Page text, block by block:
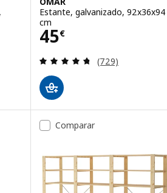
fora de 5 estrelas. Total de
Estante, galvanizado, 92x36x94
cm
45€
Preço 45€
Avaliação: 4.7
(729)
Comparar